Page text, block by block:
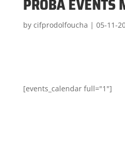
PROBA EVENTS
by cifprodolfoucha | 05-11-
[events_calendar full="1"]